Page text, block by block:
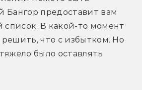
Бангор предоставит вам
В какой-то момент
что с избытком. Но
было оставлять